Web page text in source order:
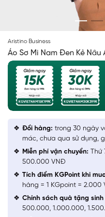
Aristino Business
Áo Sơ Mi Nam Đen Kẻ Nâu
Đổi hàng: trong 30 ngày
mác, chưa qua sử dụng,
Miễn phí vận chuyển: Thứ
500.000 VNĐ
Tích điểm KGPoint khi
hàng = 1 KGpoint = 2.000
Chính sách quà tặng sinh
500.000, 1.000.000,